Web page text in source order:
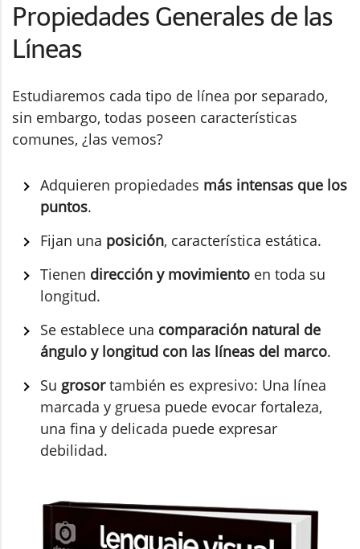
Propiedades Generales de las
Líneas
Estudiaremos cada tipo de línea por separado,
sin embargo, todas poseen características
comunes, ¿las vemos?
Adquieren propiedades más intensas que los
puntos.
Fijan una posición, característica estática.
Tienen dirección y movimiento en toda su
longitud.
Se establece una comparación natural de
ángulo y longitud con las líneas del marco.
Su grosortambién es expresivo: Una línea
marcada y gruesa puede evocar fortaleza,
una fina y delicada puede expresar
debilidad.